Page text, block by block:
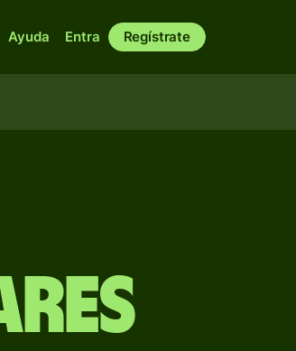
Ayuda Entra Regístrate